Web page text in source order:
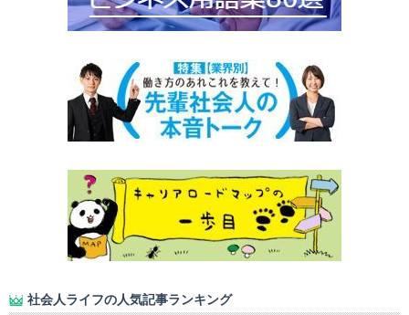
社会人ライフの人気記事ランキング